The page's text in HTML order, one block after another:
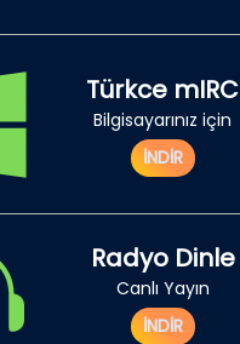
Türkce mIRC
Bilgisayarınız için
İNDİR
Radyo Dinle
Canlı Yayın
İNDİR